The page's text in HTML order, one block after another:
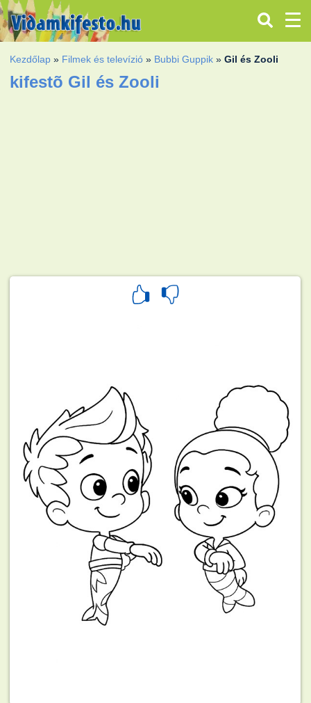
Kezdőlap » Filmek és televízió » Bubbi Guppik »Gil és Zooli
kifestõ Gil és Zooli